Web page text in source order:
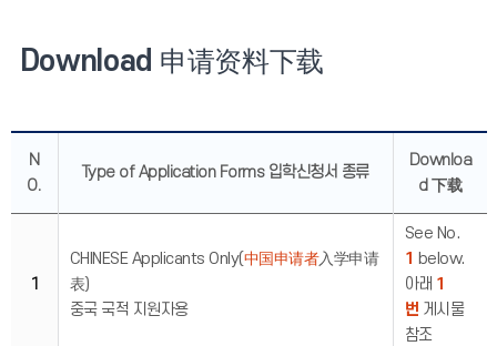
Download 申请资料下载
N
O.
Type of Application Forms 입학신청서 종류
Downloa
d 下载
1
CHINESE Applicants Only(中国申请者入学申请
表)
중국 국적 지원자용
See No.
1 below.
아래 1
번 게시물
참조